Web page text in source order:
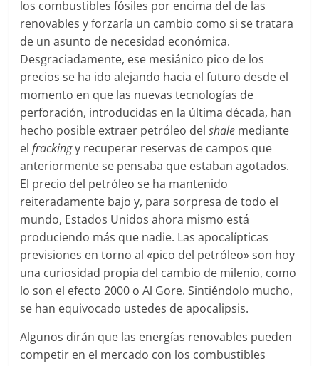
los combustibles fósiles por encima del de las
renovables y forzaría un cambio como si se tratara
de un asunto de necesidad económica.
Desgraciadamente, ese mesiánico pico de los
precios se ha ido alejando hacia el futuro desde el
momento en que las nuevas tecnologías de
perforación, introducidas en la última década, han
hecho posible extraer petróleo delshale mediante
elfrackingy recuperar reservas de campos que
anteriormente se pensaba que estaban agotados.
El precio del petróleo se ha mantenido
reiteradamente bajo y, para sorpresa de todo el
mundo, Estados Unidos ahora mismo está
produciendo más que nadie. Las apocalípticas
previsiones en torno al «pico del petróleo» son hoy
una curiosidad propia del cambio de milenio, como
lo son el efecto 2000 o Al Gore. Sintiéndolo mucho,
se han equivocado ustedes de apocalipsis.
Algunos dirán que las energías renovables pueden
competir en el mercado con los combustibles